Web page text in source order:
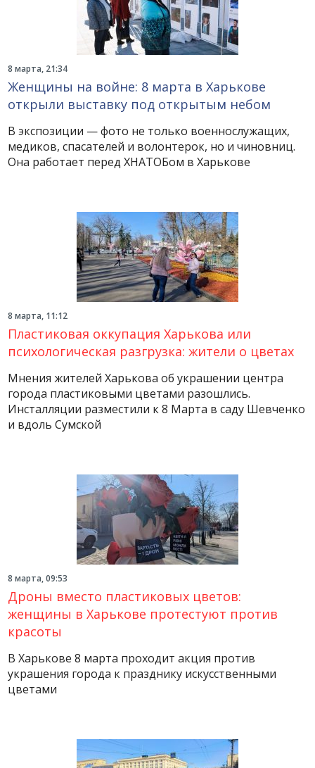
8 марта, 21:34
Женщины на войне: 8 марта в Харькове
открыли выставку под открытым небом
В экспозиции — фото не только военнослужащих,
медиков, спасателей и волонтерок, но и чиновниц.
Она работает перед ХНАТОБом в Харькове
8 марта, 11:12
Пластиковая оккупация Харькова или
психологическая разгрузка: жители о цветах
Мнения жителей Харькова об украшении центра
города пластиковыми цветами разошлись.
Инсталляции разместили к 8 Марта в саду Шевченко
и вдоль Сумской
8 марта, 09:53
Дроны вместо пластиковых цветов:
женщины в Харькове протестуют против
красоты
В Харькове 8 марта проходит акция против
украшения города к празднику искусственными
цветами